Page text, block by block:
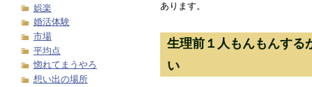
あります。
生理前１人もんもんする
い
娯楽
婚活体験
市場
平均点
惚れてまうやろ
想い出の場所